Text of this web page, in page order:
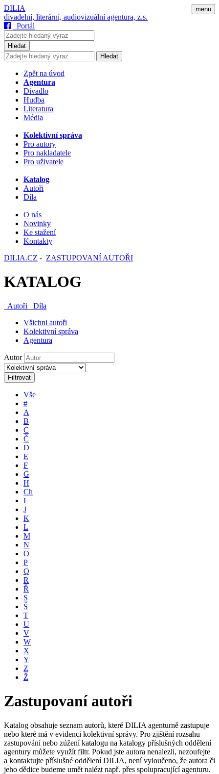
menu
DILIA
divadelní, literární, audiovizuální agentura, z.s.
Portál
Hledat
Hledat
Zpět na úvod
Agentura
Divadlo
Hudba
Literatura
Média
Kolektivní správa
Pro autory
Pro nakladatele
Pro uživatele
Katalog
Autoři
Díla
O nás
Novinky
Ke stažení
Kontakty
DILIA.CZ - ZASTUPOVANÍ AUTOŘI
KATALOG
Autoři
Díla
Všichni autoři
Kolektivní správa
Agentura
Autor
Filtrovat
Vše
#
A
B
C
Č
D
E
F
G
H
Ch
I
J
K
L
M
N
O
P
Q
R
Ř
S
Š
T
U
V
W
X
Y
Z
Ž
Zastupovaní autoři
Katalog obsahuje seznam autorů, které DILIA agenturně zastupuje
nebo které má v evidenci kolektivní správy. Pro zjištění rozsahu
zastupování nebo zúžení katalogu na katalogy příslušných oddělení
agentury můžete využít filtr. Pokud jste autora nenalezli, nezoufejte
a kontaktujte příslušné oddělení DILIA, není vyloučeno, že autora či
jeho dědice budeme umět nalézt např. přes spolupracující agenturu.